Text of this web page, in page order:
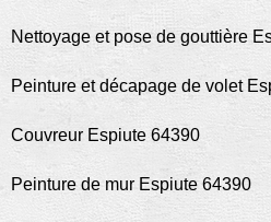
Nettoyage et pose de gouttière
Peinture et décapage de volet
Couvreur Espiute 64390
Peinture de mur Espiute 64390